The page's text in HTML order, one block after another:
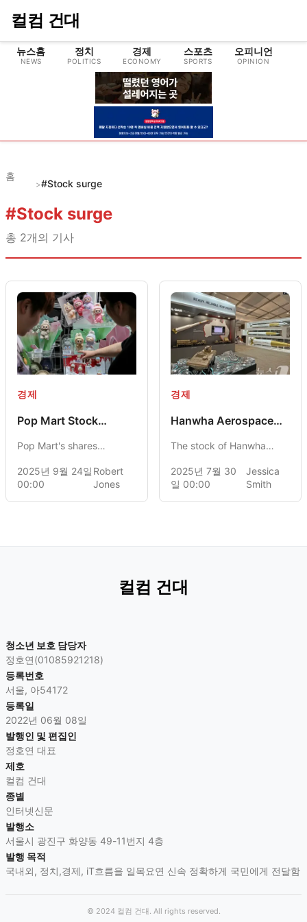
컬컴 건대
뉴스홈
NEWS
정치
POLITICS
경제
ECONOMY
스포츠
SPORTS
오피니언
OPINION
홈
>#Stock surge
#Stock surge
총 2개의 기사
경제
Pop Mart Stock
Doll Launch
Pop Mart's shares
the announcement of the
Mini Labubu Doll,
enhancing expectations
2025년 9월 24일
00:00
Robert
Jones
경제
Hanwha Aerospace
Milestone in Stock
The stock of Hanwha
a significant rise, driven
by increased defense
exports and a
soon achieve "emperor
stock" status.
2025년 7월 30
일 00:00
Jessica
Smith
컬컴 건대
청소년 보호 담당자
정호연(01085921218)
등록번호
서울, 아54172
등록일
2022년 06월 08일
발행인 및 편집인
정호연 대표
제호
컬컴 건대
종별
인터넷신문
발행소
서울시 광진구 화양동 49-11번지 4층
발행 목적
국내외, 정치,경제, iT흐름을 일목요연 신속 정확하게 국민에게 전달함
© 2024 컬컴 건대. All rights reserved.